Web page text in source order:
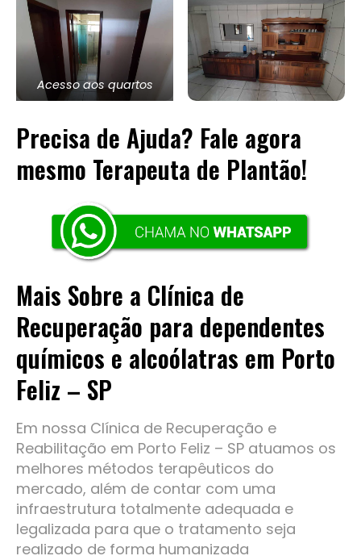
Acesso aos quartos
Precisa de Ajuda? Fale agora
mesmo Terapeuta de Plantão!
Mais Sobre a Clínica de
Recuperação para dependentes
químicos e alcoólatras em Porto
Feliz – SP
Em nossa Clínica de Recuperação e
Reabilitação em Porto Feliz – SP atuamos os
melhores métodos terapêuticos do
mercado, além de contar com uma
infraestrutura totalmente adequada e
legalizada para que o tratamento seja
realizado de forma humanizada